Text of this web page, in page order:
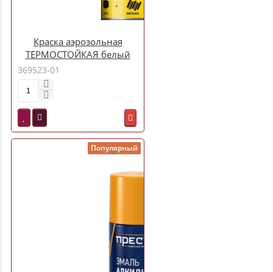
Краска аэрозольная
ТЕРМОСТОЙКАЯ белый
520 мл. "ULTIMA" ULT
369523-01
Популярный